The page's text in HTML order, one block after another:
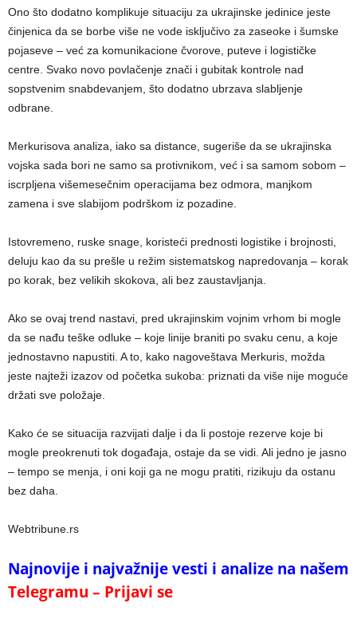
Ono što dodatno komplikuje situaciju za ukrajinske jedinice jeste
činjenica da se borbe više ne vode isključivo za zaseoke i šumske
pojaseve – već za komunikacione čvorove, puteve i logističke
centre. Svako novo povlačenje znači i gubitak kontrole nad
sopstvenim snabdevanjem, što dodatno ubrzava slabljenje
odbrane.
Merkurisova analiza, iako sa distance, sugeriše da se ukrajinska
vojska sada bori ne samo sa protivnikom, već i sa samom sobom –
iscrpljena višemesečnim operacijama bez odmora, manjkom
zamena i sve slabijom podrškom iz pozadine.
Istovremeno, ruske snage, koristeći prednosti logistike i brojnosti,
deluju kao da su prešle u režim sistematskog napredovanja – korak
po korak, bez velikih skokova, ali bez zaustavljanja.
Ako se ovaj trend nastavi, pred ukrajinskim vojnim vrhom bi mogle
da se nađu teške odluke – koje linije braniti po svaku cenu, a koje
jednostavno napustiti. A to, kako nagoveštava Merkuris, možda
jeste najteži izazov od početka sukoba: priznati da više nije moguće
držati sve položaje.
Kako će se situacija razvijati dalje i da li postoje rezerve koje bi
mogle preokrenuti tok događaja, ostaje da se vidi. Ali jedno je jasno
– tempo se menja, i oni koji ga ne mogu pratiti, rizikuju da ostanu
bez daha.
Webtribune.rs
Najnovije i najvažnije vesti i analize na našem
Telegramu – Prijavi se